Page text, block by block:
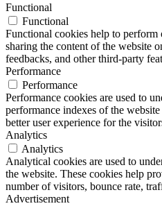
Functional
Functional
Functional cookies help to
sharing the content of the website
feedbacks, and other third-party
Performance
Performance
Performance cookies are used to
performance indexes of the
better user experience for the
Analytics
Analytics
Analytical cookies are used to
the website. These cookies help
number of visitors, bounce rate,
Advertisement